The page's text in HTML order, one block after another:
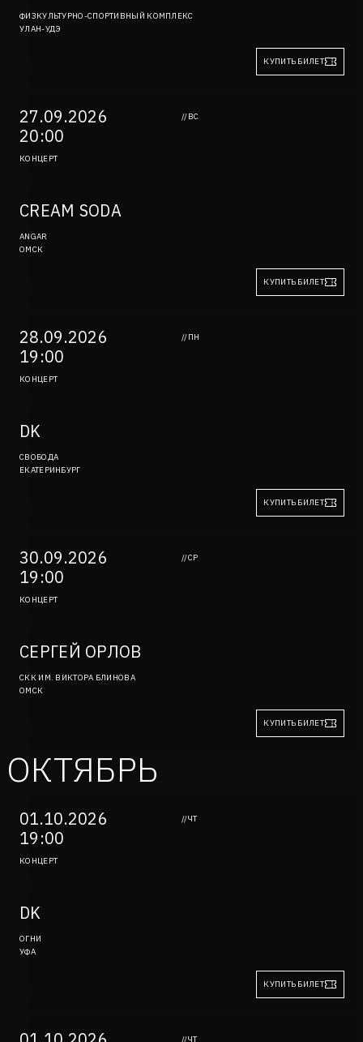
ФИЗКУЛЬТУРНО-СПОРТИВНЫЙ КОМПЛЕКС
УЛАН-УДЭ
КУПИТЬ БИЛЕТ
27.09.2026
20:00
//ВС
КОНЦЕРТ
CREAM SODA
ANGAR
ОМСК
КУПИТЬ БИЛЕТ
28.09.2026
19:00
//ПН
КОНЦЕРТ
DK
СВОБОДА
ЕКАТЕРИНБУРГ
КУПИТЬ БИЛЕТ
30.09.2026
19:00
//СР
КОНЦЕРТ
СЕРГЕЙ ОРЛОВ
СКК ИМ. ВИКТОРА БЛИНОВА
ОМСК
КУПИТЬ БИЛЕТ
ОКТЯБРЬ
01.10.2026
19:00
//ЧТ
КОНЦЕРТ
DK
ОГНИ
УФА
КУПИТЬ БИЛЕТ
//ЧТ